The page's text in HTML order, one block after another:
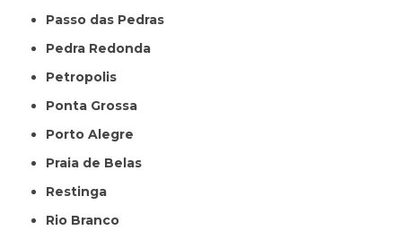
Passo das Pedras
Pedra Redonda
Petropolis
Ponta Grossa
Porto Alegre
Praia de Belas
Restinga
Rio Branco